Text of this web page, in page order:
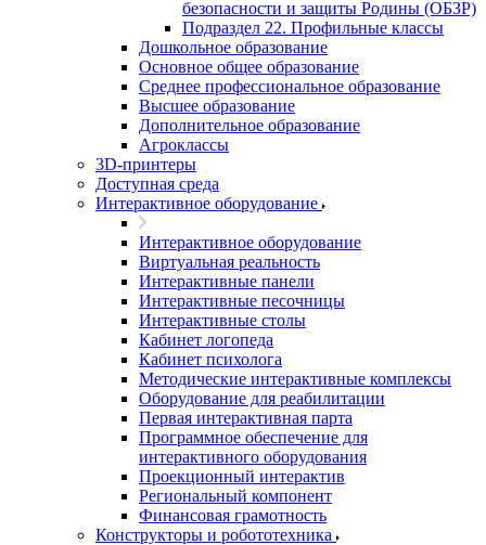
безопасности и защиты Родины (ОБЗР)
Подраздел 22. Профильные классы
Дошкольное образование
Основное общее образование
Среднее профессиональное образование
Высшее образование
Дополнительное образование
Агроклассы
3D-принтеры
Доступная среда
Интерактивное оборудование
Интерактивное оборудование
Виртуальная реальность
Интерактивные панели
Интерактивные песочницы
Интерактивные столы
Кабинет логопеда
Кабинет психолога
Методические интерактивные комплексы
Оборудование для реабилитации
Первая интерактивная парта
Программное обеспечение для
интерактивного оборудования
Проекционный интерактив
Региональный компонент
Финансовая грамотность
Конструкторы и робототехника